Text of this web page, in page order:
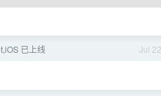
Jul 22
已上线